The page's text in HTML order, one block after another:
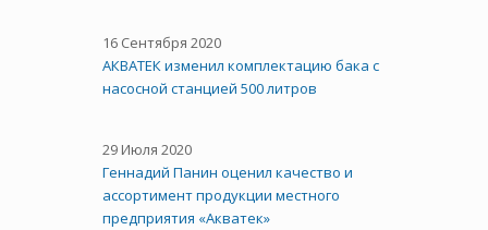
16 Сентября 2020
АКВАТЕК изменил комплектацию бака с
насосной станцией 500 литров
29 Июля 2020
Геннадий Панин оценил качество и
ассортимент продукции местного
предприятия «Акватек»